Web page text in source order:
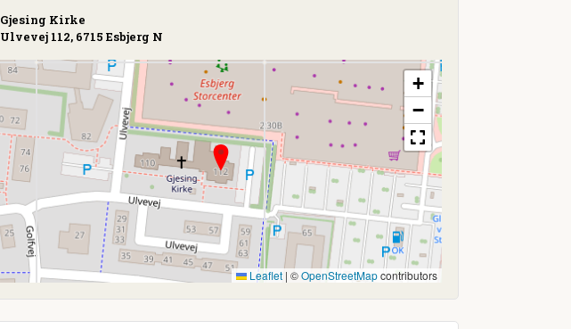
Gjesing Kirke
Ulvevej 112, 6715 Esbjerg N
+
−
Leaflet | ©OpenStreetMapcontributors